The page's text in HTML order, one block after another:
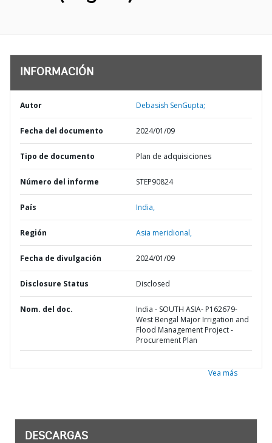
INFORMACIÓN
Autor Debasish SenGupta;
Fecha del documento 2024/01/09
Tipo de documento Plan de adquisiciones
Número del informe STEP90824
País India,
Región Asia meridional,
Fecha de divulgación 2024/01/09
Disclosure Status Disclosed
Nom. del doc.
India - SOUTH ASIA- P162679-
West Bengal Major Irrigation and
Flood Management Project -
Procurement Plan
Vea más
DESCARGAS